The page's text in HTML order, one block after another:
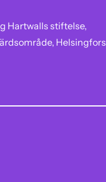
Hartwalls stiftelse,
Helsingfors